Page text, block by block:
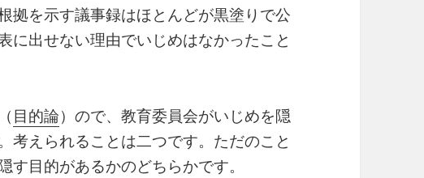
拠を示す議事録はほとんどが黒塗りで公
に出せない理由でいじめはなかったこと
目的論）ので、教育委員会がいじめを隠
考えられることは二つです。ただのこと
目的があるかのどちらかです。